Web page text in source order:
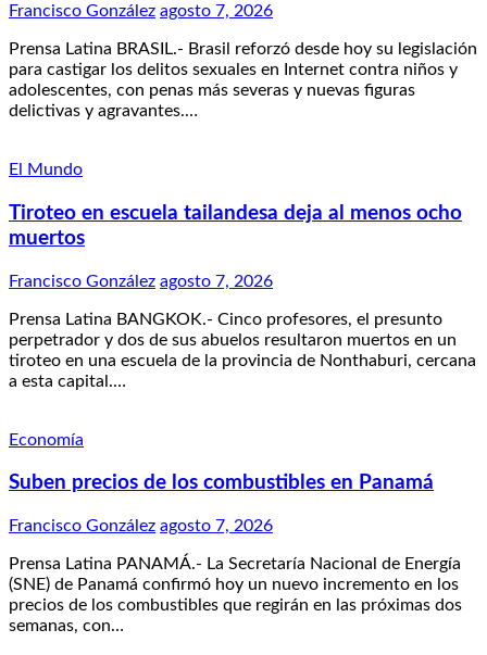
Francisco González agosto 7, 2026
Prensa Latina BRASIL.- Brasil reforzó desde hoy su legislación
para castigar los delitos sexuales en Internet contra niños y
adolescentes, con penas más severas y nuevas figuras
delictivas y agravantes.…
El Mundo
Tiroteo en escuela tailandesa deja al menos ocho
muertos
Francisco González agosto 7, 2026
Prensa Latina BANGKOK.- Cinco profesores, el presunto
perpetrador y dos de sus abuelos resultaron muertos en un
tiroteo en una escuela de la provincia de Nonthaburi, cercana
a esta capital.…
Economía
Suben precios de los combustibles en Panamá
Francisco González agosto 7, 2026
Prensa Latina PANAMÁ.- La Secretaría Nacional de Energía
(SNE) de Panamá confirmó hoy un nuevo incremento en los
precios de los combustibles que regirán en las próximas dos
semanas, con…